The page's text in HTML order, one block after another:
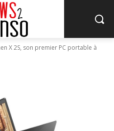
X 2S, son premier PC portable à